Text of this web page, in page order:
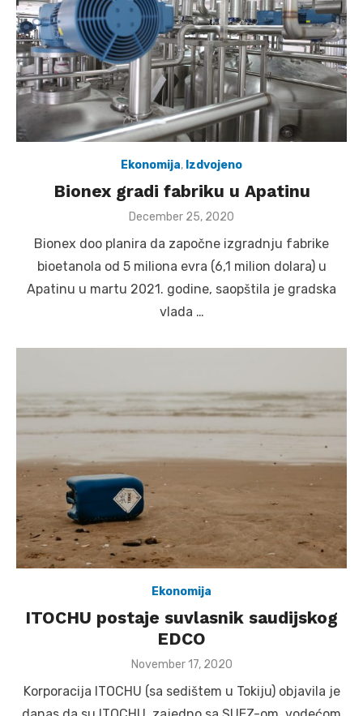
Ekonomija, Izdvojeno
Bionex gradi fabriku u Apatinu
Posted
December 25, 2020
Bionex doo planira da započne izgradnju fabrike
bioetanola od 5 miliona evra (6,1 milion dolara) u
Apatinu u martu 2021. godine, saopštila je gradska
vlada …
Ekonomija
ITOCHU postaje suvlasnik saudijskog
EDCO
Posted
November 17, 2020
Korporacija ITOCHU (sa sedištem u Tokiju) objavila je